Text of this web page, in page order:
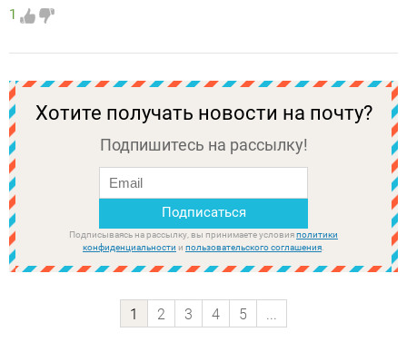
1
Хотите получать новости на почту?
Подпишитесь на рассылку!
Подписываясь на рассылку, вы принимаете условияполитики
конфиденциальности и пользовательского соглашения
1 2 3 4 5 ...